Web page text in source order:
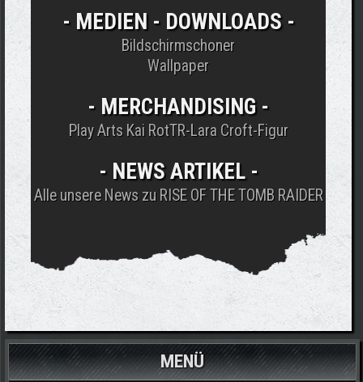
- MEDIEN - DOWNLOADS -
Bildschirmschoner
Wallpaper
- MERCHANDISING -
Play Arts Kai RotTR-Lara Croft-Figur
- NEWS ARTIKEL -
Alle unsere News zu RISE OF THE TOMB RAIDER
MENÜ